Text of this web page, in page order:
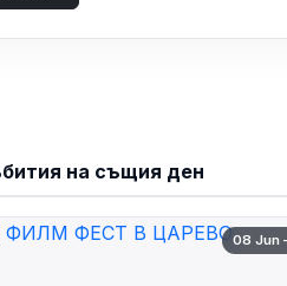
на същия ден
08 Jun